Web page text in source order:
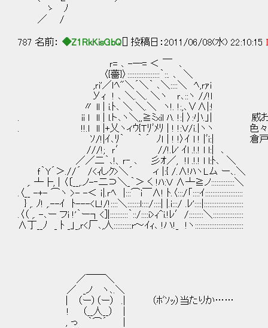
ゝ ﾉ
／ /
787 名前： ◆Z1RkKisGbQ [] 投稿日：2011/06/08(水) 22:10:15
ｒ= ､ -―= ＜ ￣ ､
〈{薔}〉::::::::::::::::::｀::. ､ ＼
,ｒi'／ｌﾍ"＼´＼｀ ､＼::::＼ ﾍ,ｒｧi
Уｨ ! ､ ＼.＼. ＼ヽ ｒ､::ヽ //!l
〃 ll | i.ﾄ､ ＼ ＼.＼ ヽ!. !:,､∨∧|:!
. ii l ll | l.ト､ヽ＼,,≧ﾐxil ﾊ. !:| 〉:小.」| 威おじさま
. !!.l ll |+乂ヽィｳ{Ｔﾘﾞﾒﾘ | ! !:Ｖ/ｉ.|ヽヽ 色々
ｿ/!|ｲ､ﾘ｀ ｀ ´ ﾉｌ | ! !〉ｲ l ! |ﾞi:| 倉戸さん、
///!; ｒ′ //!.ﾚ' ｲl .!.! l l:| ､
／／二｀､!、ｒ‐ ､ 彡ｵ／, !l .!.! l l:ﾄ､ ＼
ｆ｀Y´＞.//´ /<ｨしｸ>＼´ ィ |:{ /.∧!ﾊヽLム ー､.＼
,. ┴├, | 〈〔__,.ノ-‐二⊃＼_｀＞ く !ﾊ:Ｖ ∧┴≧ノ:::::::::::::＼
.〈__ -+- ⌒ヽ >- -＜ ｉ|.ｒﾍ |:::⌒i￣∧! ﾄ.〈:::/「::::ｲ:::::::::::::::::::::
} ,. ﾉ! ,.--ｲ ﾄ---<Ｌ!/!::::＼:::::::l::::/::::| |.i:::/ .ﾚ'::::|::::::::::::::::::::::
.〈（ ,. -､ー フi !'｀ー┐<]|::::::::::｀::/::::i>ｨ^i.!ﾚ′/::::::::＼:::::::::::::::::
∧丁__ﾉ _ ﾄ _」_,ｒ<厂､,人::::::::::r～ｲｨ､ !ハ!_ !ヽ:::::::::::::::::::::::::::
／￣￣＼
／ _ノ ヽ､.＼
| （ー）（ー） .| （ﾎﾞｿｯ）当たりか……
! （__人__） |
, っ ｀⌒´ |